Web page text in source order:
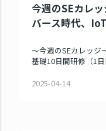
今週のSEカレ
バース時代、
～今週のSEカレッ
基礎10日間研修（1
2025-04-14